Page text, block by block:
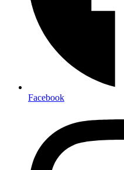
Facebook